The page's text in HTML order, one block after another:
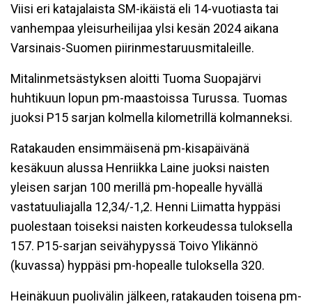
Viisi eri katajalaista SM-ikäistä eli 14-vuotiasta tai
vanhempaa yleisurheilijaa ylsi kesän 2024 aikana
Varsinais-Suomen piirinmestaruusmitaleille.
Mitalinmetsästyksen aloitti Tuoma Suopajärvi
huhtikuun lopun pm-maastoissa Turussa. Tuomas
juoksi P15 sarjan kolmella kilometrillä kolmanneksi.
Ratakauden ensimmäisenä pm-kisapäivänä
kesäkuun alussa Henriikka Laine juoksi naisten
yleisen sarjan 100 merillä pm-hopealle hyvällä
vastatuuliajalla 12,34/-1,2. Henni Liimatta hyppäsi
puolestaan toiseksi naisten korkeudessa tuloksella
157. P15-sarjan seivähypyssä Toivo Ylikännö
(kuvassa) hyppäsi pm-hopealle tuloksella 320.
Heinäkuun puolivälin jälkeen, ratakauden toisena pm-